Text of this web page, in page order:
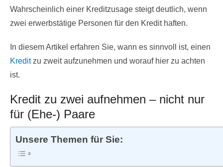
Wahrscheinlich einer Kreditzusage steigt deutlich, wenn
zwei erwerbstätige Personen für den Kredit haften.
In diesem Artikel erfahren Sie, wann es sinnvoll ist, einen
Kreditzu zweit aufzunehmen und worauf hier zu achten
ist.
Kredit zu zwei aufnehmen – nicht nur
für (Ehe-) Paare
Unsere Themen für Sie: